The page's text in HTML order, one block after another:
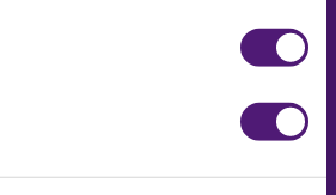
Vastuullisuus